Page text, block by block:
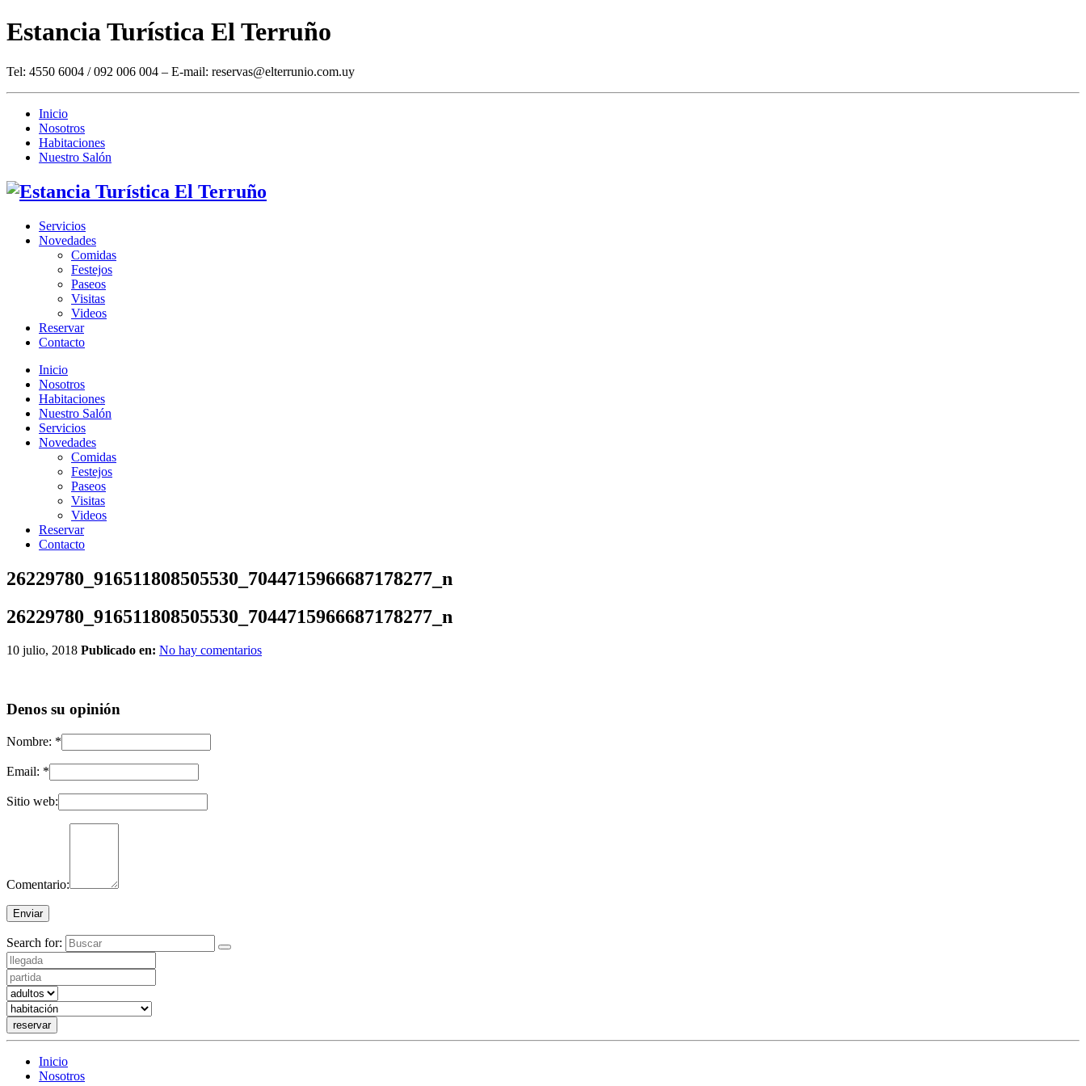
Estancia Turística El Terruño
Tel: 4550 6004 / 092 006 004 – E-mail: reservas@elterrunio.com.uy
Inicio
Nosotros
Habitaciones
Nuestro Salón
Servicios
Novedades
Comidas
Festejos
Paseos
Visitas
Videos
Reservar
Contacto
Inicio
Nosotros
Habitaciones
Nuestro Salón
Servicios
Novedades
Comidas
Festejos
Paseos
Visitas
Videos
Reservar
Contacto
26229780_916511808505530_7044715966687178277_n
26229780_916511808505530_7044715966687178277_n
10 julio, 2018 Publicado en: No hay comentarios
Denos su opinión
Nombre: *
Email: *
Sitio web:
Comentario:
Search for:
reservar
Inicio
Nosotros